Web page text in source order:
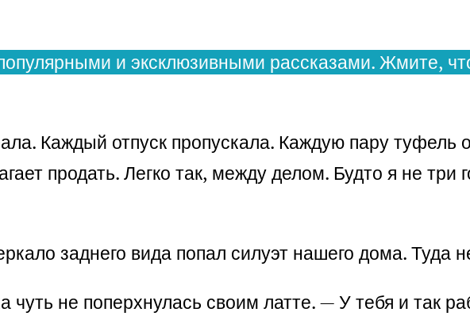
и эксклюзивными рассказами. Жмите,
Каждый отпуск пропускала. Каждую пару туфель
продать. Легко так, между делом. Будто я не три
заднего вида попал силуэт нашего дома. Туда
не поперхнулась своим латте. — У тебя и так